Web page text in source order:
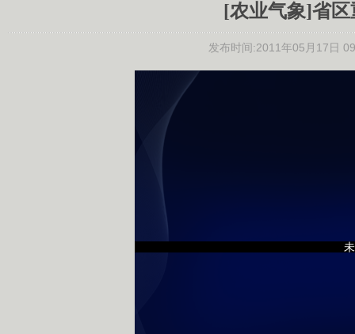
[农业气象]省区
发布时间:2011年05月17日